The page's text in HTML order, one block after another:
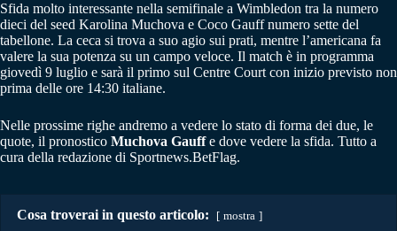
Sfida molto interessante nella semifinale a Wimbledon tra la numero
dieci del seed Karolina Muchova e Coco Gauff numero sette del
tabellone. La ceca si trova a suo agio sui prati, mentre l’americana fa
valere la sua potenza su un campo veloce. Il match è in programma
giovedì 9 luglio e sarà il primo sul Centre Court con inizio previsto non
prima delle ore 14:30 italiane.
Nelle prossime righe andremo a vedere lo stato di forma dei due, le
quote, il pronostico Muchova Gauffe dove vedere la sfida. Tutto a
cura della redazione di Sportnews.BetFlag.
Cosa troverai in questo articolo: mostra